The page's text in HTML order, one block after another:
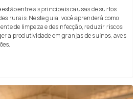
entre as principais causas de surtos
rurais. Neste guia, você aprenderá como
de limpeza e desinfecção, reduzir riscos
a produtividade em granjas de suínos, aves,